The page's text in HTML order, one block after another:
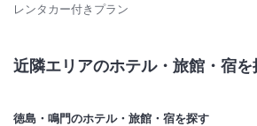
レンタカー付きプラン
近隣エリアのホテル・旅館・宿を
徳島・鳴門のホテル・旅館・宿を探す